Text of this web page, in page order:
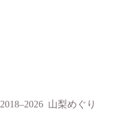
2018–2026 山梨めぐり